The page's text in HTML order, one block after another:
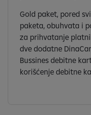
Gold paket, pored
paketa, obuhvata i
za prihvatanje
dve dodatne
Bussines debitne
korišćenje debitne